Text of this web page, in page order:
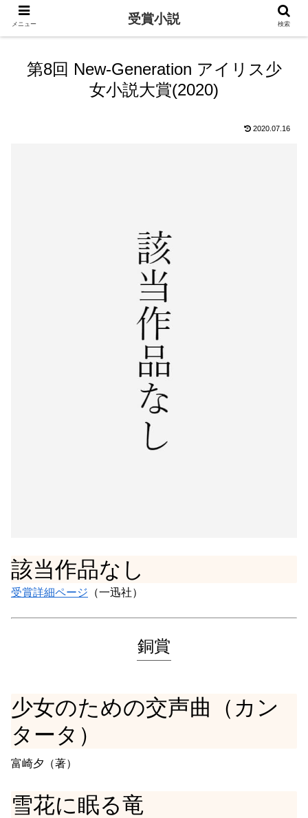
第8回 New-Generation アイリス少
女小説大賞(2020)
2020.07.16
該当作品なし
受賞詳細ページ （一迅社）
銅賞
少女のための交声曲（カン
タータ）
富崎夕（著）
雪花に眠る竜
メニュー 受賞小説 検索